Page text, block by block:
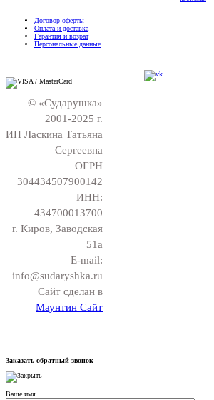
Договор оферты
Оплата и доставка
Гарантия и возрат
Персональные данные
© «Сударушка»
2001-2025 г.
ИП Ласкина Татьяна
Сергеевна
ОГРН
304434507900142
ИНН:
434700013700
г. Киров, Заводская
51а
E-mail:
info@sudaryshka.ru
Сайт сделан в
Маунтин Сайт
Заказать обратный звонок
Ваше имя